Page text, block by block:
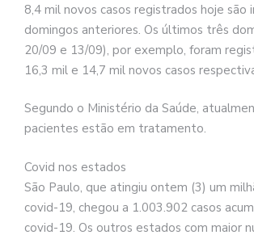
8,4 mil novos casos registrados hoje são
domingos anteriores. Os últimos três
20/09 e 13/09), por exemplo, foram
16,3 mil e 14,7 mil novos casos
Segundo o Ministério da Saúde,
pacientes estão em tratamento.
Covid nos estados
São Paulo, que atingiu ontem (3) um
covid-19, chegou a 1.003.902 casos
covid-19. Os outros estados com maior